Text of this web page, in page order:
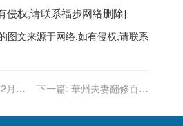
侵权,请联系福步网络删除]
图文来源于网络,如有侵权,请联系
月15
下一篇: 華州夫妻翻修百年
巨幅壁畫